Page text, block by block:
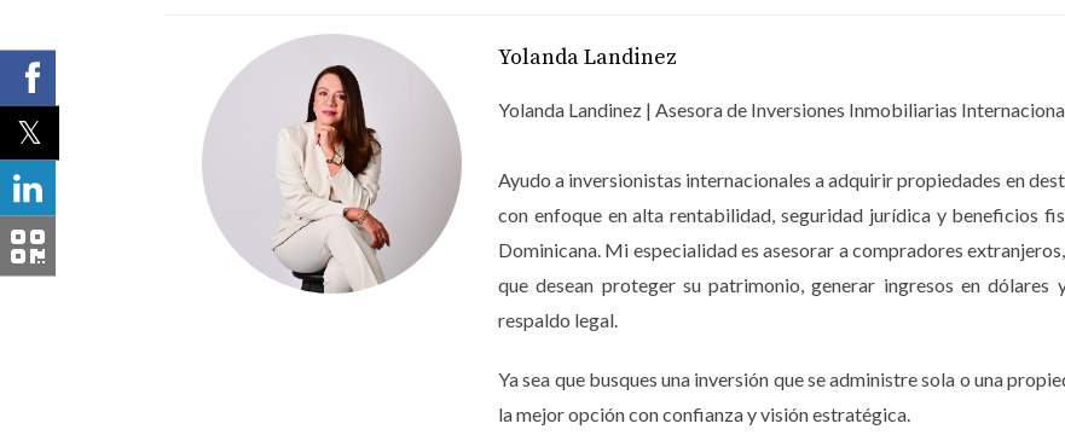
Copia del pasaporte y DNI de tu país de origen.
Certificado de no antecedentes penales.
Comprobante de ingresos o estado financiero.
Documentación que demuestre tu intención de comprar (como una carta de intención).
Tener estos documentos listos no solo facilitará el proceso, sino que también te dará una ventaja al
COMPRA CON SEGURIDAD Y AGENDA TU CITA HOY... VER MÁS
Financiamiento y Costos
honorarios legales y gastos notariales. Es importante tener un presupuesto claro y realista para evitar
Yolanda Landinez
Yolanda Landinez | Asesora de Inversiones Inmobiliarias
Ayudo a inversionistas internacionales a adquirir propiedades en
con enfoque en alta rentabilidad, seguridad jurídica y beneficios
Dominicana. Mi especialidad es asesorar a compradores
que desean proteger su patrimonio, generar ingresos en
respaldo legal.
Ya sea que busques una inversión que se administre sola o una
la mejor opción con confianza y visión estratégica.